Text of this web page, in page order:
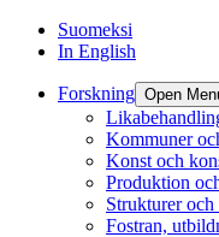
Suomeksi
In English
Forskning Open
Kommuner
Konst och
Produktion
Strukturer
Fostran,